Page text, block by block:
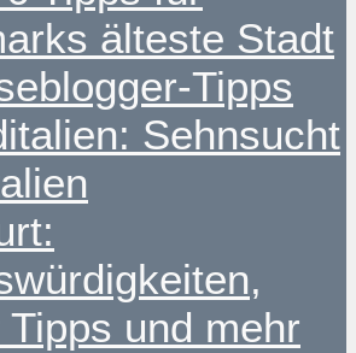
älteste Stadt
Tipps
Sehnsucht
Tipps und mehr